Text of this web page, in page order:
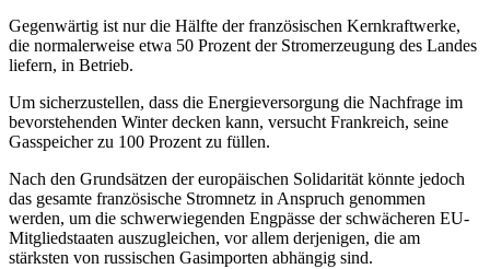
Gegenwärtig ist nur die Hälfte der französischen Kernkraftwerke,
die normalerweise etwa 50 Prozent der Stromerzeugung des Landes
liefern, in Betrieb.
Um sicherzustellen, dass die Energieversorgung die Nachfrage im
bevorstehenden Winter decken kann, versucht Frankreich, seine
Gasspeicher zu 100 Prozent zu füllen.
Nach den Grundsätzen der europäischen Solidarität könnte jedoch
das gesamte französische Stromnetz in Anspruch genommen
werden, um die schwerwiegenden Engpässe der schwächeren EU-
Mitgliedstaaten auszugleichen, vor allem derjenigen, die am
stärksten von russischen Gasimporten abhängig sind.